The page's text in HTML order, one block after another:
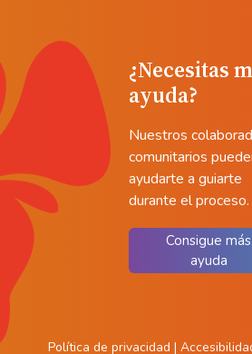
¿Necesitas
ayuda?
Nuestros
comunitarios
ayudarte a guiarte
durante el proceso.
Consigue más
ayuda
Política de privacidad |